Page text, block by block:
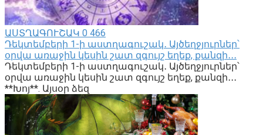
ԱՍՏՂԱԳՈՒՇԱԿ 0 466
Դեկտեմբերի 1-ի աստղագուշակ․ Այծեղջյուրներ՝
օրվա առաջին կեսին շատ զգույշ եղեք, քանզի․․․
Դեկտեմբերի 1-ի աստղագուշակ․ Այծեղջյուրներ՝
օրվա առաջին կեսին շատ զգույշ եղեք, քանզի․․․
**Խոյ**. Այսօր ձեզ